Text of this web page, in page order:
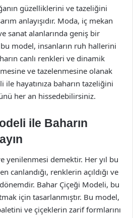
güzelliklerini ve tazeliğini
anlayışıdır. Moda, iç mekan
sanat alanlarında geniş bir
model, insanların ruh hallerini
canlı renkleri ve dinamik
ve tazelenmesine olanak
ile hayatınıza baharın tazeliğini
her an hissedebilirsiniz.
ile Baharın
yenilenmesi demektir. Her yıl bu
canlandığı, renklerin açıldığı ve
Bahar Çiçeği Modeli, bu
için tasarlanmıştır. Bu model,
ve çiçeklerin zarif formlarını